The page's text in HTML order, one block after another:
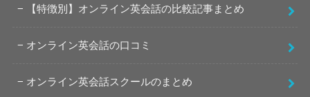
【特徴別】オンライン英会話の比較記事まとめ
オンライン英会話の口コミ
オンライン英会話スクールのまとめ